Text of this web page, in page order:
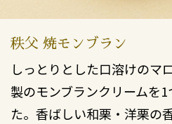
秩父 焼モンブラン
しっとりとした口溶けのマ
製のモンブランクリームを
た。香ばしい和栗・洋栗の